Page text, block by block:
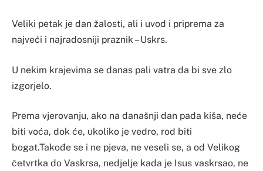
Veliki petak je dan žalosti, ali i uvod i priprema za
najveći i najradosniji praznik – Uskrs.
U nekim krajevima se danas pali vatra da bi sve zlo
izgorjelo.
Prema vjerovanju, ako na današnji dan pada kiša, neće
biti voća, dok će, ukoliko je vedro, rod biti
bogat.Takođe se i ne pjeva, ne veseli se, a od Velikog
četvrtka do Vaskrsa, nedjelje kada je Isus vaskrsao, ne